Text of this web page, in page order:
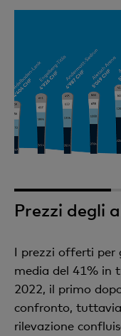
1
Prezzi degli
I prezzi offerti per
media del 41% in
2022, il primo
confronto,
rilevazione